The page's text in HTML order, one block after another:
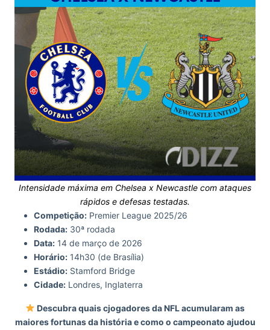
Intensidade máxima em Chelsea x Newcastle com ataques
rápidos e defesas testadas.
Competição: Premier League 2025/26
Rodada: 30ª rodada
Data: 14 de março de 2026
Horário: 14h30 (de Brasília)
Estádio: Stamford Bridge
Cidade: Londres, Inglaterra
Descubra quais cjogadores da NFL acumularam as
maiores fortunas da história e como o campeonato ajudou